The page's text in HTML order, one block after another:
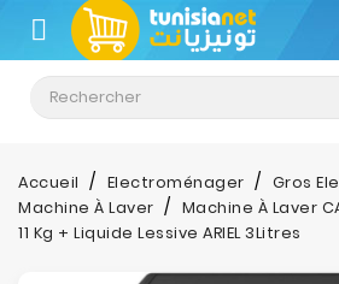
CATÉGORIE
Climatisation
Informatique
Téléphonie
Accueil Electroménager
Gros
Machine À Laver
Machine À Laver
11 Kg + Liquide Lessive ARIEL 3Litres